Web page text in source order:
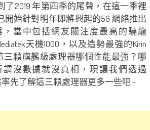
了2019 年第四季的尾聲，在這一季裡
開始針對明年即將興起的5G 網絡推出
當中包括網友關注度最高的驍龍
天機1000，以及造勢最強的Kirin
三顆旗艦級處理器哪個性能最強？哪
沒數據就沒真相，現讓我們透過
先了解這三顆處理器更多一些吧 ~